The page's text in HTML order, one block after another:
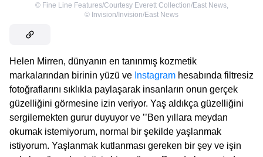
© Fine Line Features/Courtesy Everett Collection/East News,
© Invision/Invision/East News
Helen Mirren, dünyanın en tanınmış kozmetik
markalarından birinin yüzü ve Instagram hesabında filtresiz
fotoğraflarını sıklıkla paylaşarak insanların onun gerçek
güzelliğini görmesine izin veriyor. Yaş aldıkça güzelliğini
sergilemekten gurur duyuyor ve ’’Ben yıllara meydan
okumak istemiyorum, normal bir şekilde yaşlanmak
istiyorum. Yaşlanmak kutlanması gereken bir şey ve işin